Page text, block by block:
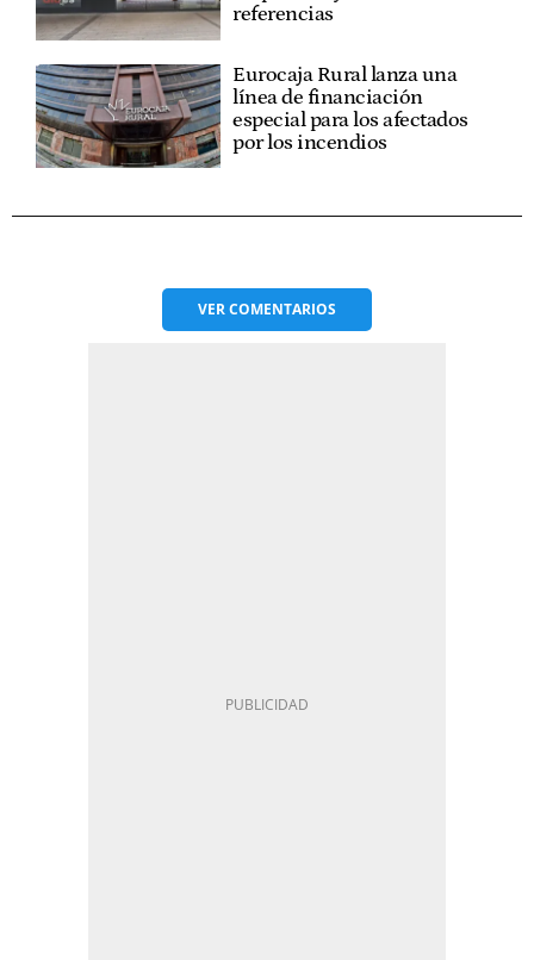
referencias
Eurocaja Rural lanza una
línea de financiación
especial para los afectados
por los incendios
VERCOMENTARIOS